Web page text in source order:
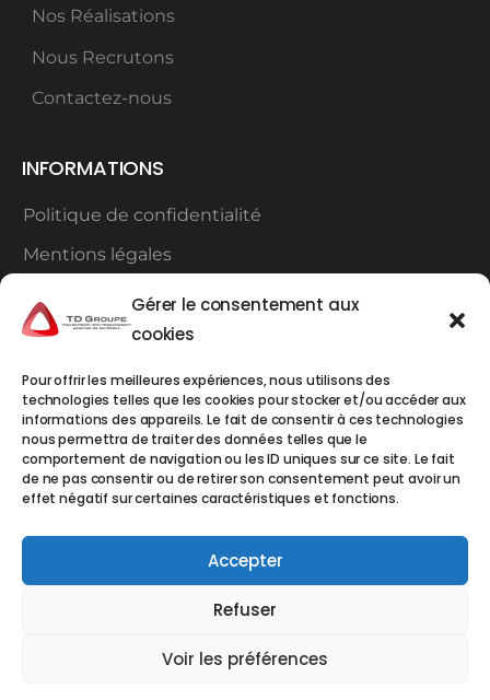
Gérer le consentement aux
cookies
Pour offrir les meilleures expériences, nous utilisons des
technologies telles que les cookies pour stocker et/ou accéder aux
informations des appareils. Le fait de consentir à ces technologies
nous permettra de traiter des données telles que le
comportement de navigation ou les ID uniques sur ce site. Le fait
de ne pas consentir ou de retirer son consentement peut avoir un
effet négatif sur certaines caractéristiques et fonctions.
Accepter
Refuser
Voir les préférences
Nos Réalisations
Nous Recrutons
Contactez-nous
INFORMATIONS
Politique de confidentialité
Mentions légales
TD Groupe à Carros
TDCA1ERE AVENUE 4EME RUE 06510 CARROS
Tél : 04.93.72.59.80
TD Groupe à Monaco
EMDT / EML :« Le Mercure » 14, Avenue Crovetto
Frères – BP 469 - 98012 MONACO Cedex
Copyright © 2024 – Tous droits réservés – Site réalisé par